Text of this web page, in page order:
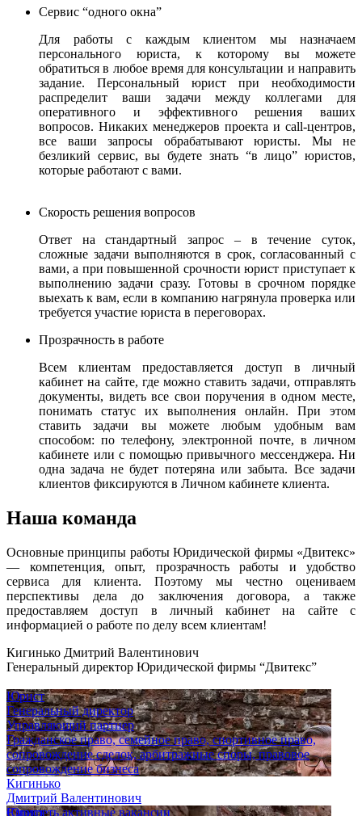
Сервис “одного окна”
Для работы с каждым клиентом мы назначаем
персонального юриста, к которому вы можете
обратиться в любое время для консультации и направить
задание. Персональный юрист при необходимости
распределит ваши задачи между коллегами для
оперативного и эффективного решения ваших
вопросов. Никаких менеджеров проекта и call-центров,
все ваши запросы обрабатывают юристы. Мы не
безликий сервис, вы будете знать “в лицо” юристов,
которые работают с вами.
Скорость решения вопросов
Ответ на стандартный запрос – в течение суток,
сложные задачи выполняются в срок, согласованный с
вами, а при повышенной срочности юрист приступает к
выполнению задачи сразу. Готовы в срочном порядке
выехать к вам, если в компанию нагрянула проверка или
требуется участие юриста в переговорах.
Прозрачность в работе
Всем клиентам предоставляется доступ в личный
кабинет на сайте, где можно ставить задачи, отправлять
документы, видеть все свои поручения в одном месте,
понимать статус их выполнения онлайн. При этом
ставить задачи вы можете любым удобным вам
способом: по телефону, электронной почте, в личном
кабинете или с помощью привычного мессенджера. Ни
одна задача не будет потеряна или забыта. Все задачи
клиентов фиксируются в Личном кабинете клиента.
Наша команда
Основные принципы работы Юридической фирмы «Двитекс»
— компетенция, опыт, прозрачность работы и удобство
сервиса для клиента. Поэтому мы честно оцениваем
перспективы дела до заключения договора, а также
предоставляем доступ в личный кабинет на сайте с
информацией о работе по делу всем клиентам!
Кигинько Дмитрий Валентинович
Генеральный директор Юридической фирмы “Двитекс”
Юрист
Генеральный директор
Управляющий партнер
Гражданское право, семейное право, спортивное право,
сопровождение сделок, арбитражные споры, правовое
сопровождение бизнеса
Кигинько
Дмитрий Валентинович
Юрист
Смотреть активные вакансии